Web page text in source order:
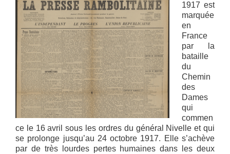
1917 est
marquée
en
France
par la
bataille
du
Chemin
des
Dames
qui
commen
ce le 16 avril sous les ordres du général Nivelle et qui
se prolonge jusqu’au 24 octobre 1917. Elle s’achève
par de très lourdes pertes humaines dans les deux